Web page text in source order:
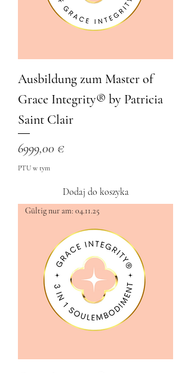
Ausbildung zum Master of
Grace Integrity® by Patricia
Saint Clair
Cena
6999,00 €
PTU w tym
Dodaj do koszyka
Gültig nur am: 04.11.25